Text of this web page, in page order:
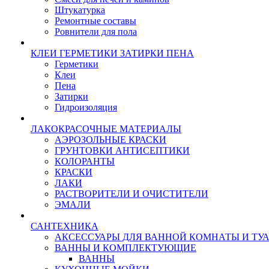
Штукатурка
Ремонтные составы
Ровнители для пола
КЛЕИ ГЕРМЕТИКИ ЗАТИРКИ ПЕНА
Герметики
Клеи
Пена
Затирки
Гидроизоляция
ЛАКОКРАСОЧНЫЕ МАТЕРИАЛЫ
АЭРОЗОЛЬНЫЕ КРАСКИ
ГРУНТОВКИ АНТИСЕПТИКИ
КОЛОРАНТЫ
КРАСКИ
ЛАКИ
РАСТВОРИТЕЛИ И ОЧИСТИТЕЛИ
ЭМАЛИ
САНТЕХНИКА
АКСЕССУАРЫ ДЛЯ ВАННОЙ КОМНАТЫ И
ВАННЫ И КОМПЛЕКТУЮЩИЕ
ВАННЫ